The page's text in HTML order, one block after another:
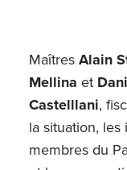
MaîtresAlain
Mellina et
Castelllani,
la situation,
membres du